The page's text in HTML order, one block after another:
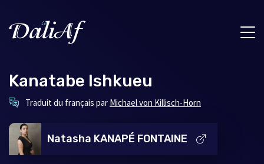
Kanatabe Ishkueu
Traduit du français par Michael von Killisch-Horn
dans
une
nouvelle
Natasha KANAPÉ FONTAINE